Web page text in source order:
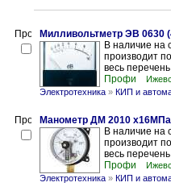
Милливольтметр ЭВ 0630
В наличие
производит
весь
Профи
Электротехника » КИП и
Манометр ДМ 2010
В наличие
производит
весь
Профи
Электротехника » КИП и